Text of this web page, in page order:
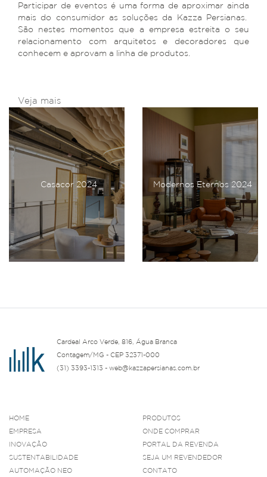
Participar de eventos é uma forma de aproximar ainda
mais do consumidor as soluções da Kazza Persianas.
São nestes momentos que a empresa estreita o seu
relacionamento com arquitetos e decoradores que
conhecem e aprovam a linha de produtos.
Veja mais
Casacor 2024 Modernos Eternos 2024
Cardeal Arco Verde, 816, Água Branca
Contagem/MG - CEP 32371-000
(31) 3393-1313 - web@kazzapersianas.com.br
HOME
EMPRESA
INOVAÇÃO
SUSTENTABILIDADE
AUTOMAÇÃO NEO
PRODUTOS
ONDE COMPRAR
PORTAL DA REVENDA
SEJA UM REVENDEDOR
CONTATO